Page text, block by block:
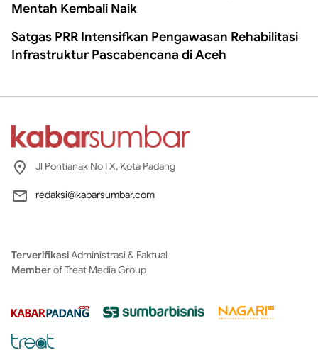
Mentah Kembali Naik
Satgas PRR Intensifkan Pengawasan Rehabilitasi
Infrastruktur Pascabencana di Aceh
Jl Pontianak No I X, Kota Padang
redaksi@kabarsumbar.com
TerverifikasiAdministrasi & Faktual
Memberof Treat Media Group